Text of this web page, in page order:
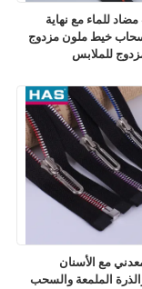
مضاد للماء مع نهاية
خيط ملون مزدوج
للملابس
معدني مع الأسنان
الملمعة والسحب